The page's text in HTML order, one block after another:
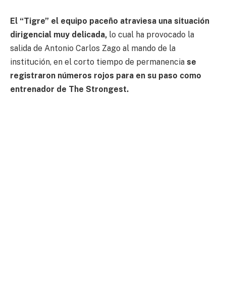
El “Tigre” el equipo paceño atraviesa una situación
dirigencial muy delicada, lo cual ha provocado la
salida de Antonio Carlos Zago al mando de la
institución, en el corto tiempo de permanencia se
registraron números rojos para en su paso como
entrenador de The Strongest.